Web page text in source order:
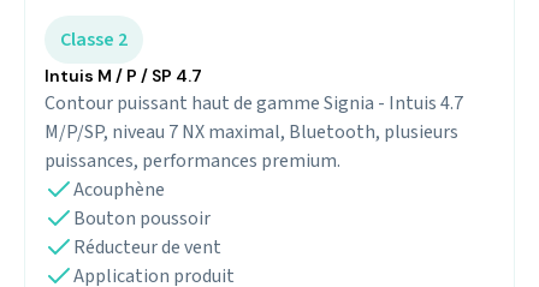
Classe 2
Intuis M / P / SP 4.7
Contour puissant haut de gamme Signia - Intuis 4.7
M/P/SP, niveau 7 NX maximal, Bluetooth, plusieurs
puissances, performances premium.
Acouphène
Bouton poussoir
Réducteur de vent
Application produit